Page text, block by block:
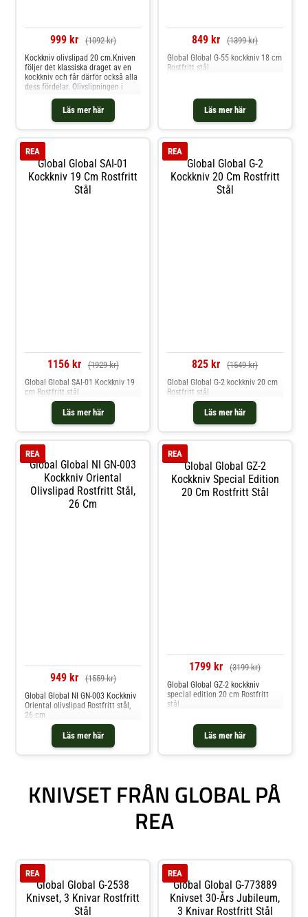
999 kr (1092 kr)
Läs mer här
Kockkniv olivslipad 20 cm.Kniven
följer det klassiska draget av en
kockkniv och får därför också alla
dess fördelar. Olivslipningen i
bladet gör att livsmedlet du skär
inte fastnar lika lätt på
bladet.Bladets längd: 20 cm
849 kr (1399 kr)
Läs mer här
Global Global G-55 kockkniv 18 cm
Rostfritt stål
Global Global SAI-01
Kockkniv 19 Cm Rostfritt
Stål
REA
1156 kr (1929 kr)
Läs mer här
Global Global SAI-01 Kockkniv 19
cm Rostfritt stål
Global Global G-2
Kockkniv 20 Cm Rostfritt
Stål
REA
825 kr (1549 kr)
Läs mer här
Global Global G-2 kockkniv 20 cm
Rostfritt stål
Global Global NI GN-003
Kockkniv Oriental
Olivslipad Rostfritt Stål,
26 Cm
REA
949 kr (1559 kr)
Läs mer här
Global Global NI GN-003 Kockkniv
Oriental olivslipad Rostfritt stål,
26 cm
Global Global GZ-2
Kockkniv Special Edition
20 Cm Rostfritt Stål
REA
1799 kr (3199 kr)
Läs mer här
Global Global GZ-2 kockkniv
special edition 20 cm Rostfritt
stål
KNIVSET FRÅN GLOBAL PÅ
REA
Global Global G-2538
Knivset, 3 Knivar Rostfritt
Stål
REA
Global Global G-773889
Knivset 30-Års Jubileum,
3 Knivar Rostfritt Stål
REA